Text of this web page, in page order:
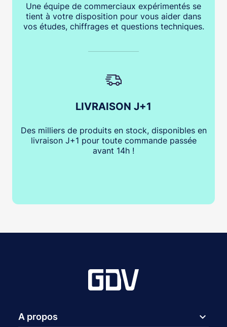
Une équipe de commerciaux expérimentés se
tient à votre disposition pour vous aider dans
vos études, chiffrages et questions techniques.
LIVRAISON J+1
Des milliers de produits en stock, disponibles en
livraison J+1 pour toute commande passée
avant 14h !
A propos expand_more